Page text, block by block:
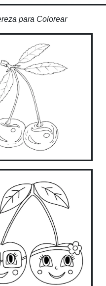
para Colorear